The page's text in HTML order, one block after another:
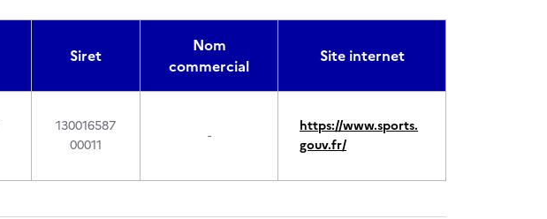
Siret
Nom
commercial
Site internet
130016587
00011
-
https://www.sports.
gouv.fr/